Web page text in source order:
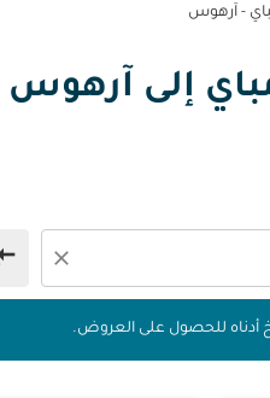
- آرهوس
إلى آرهوس
close
أدناه للحصول على العروض.
أدناه للحصول على